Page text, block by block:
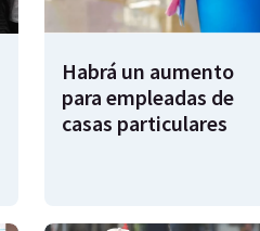
Habrá un aumento
para empleadas de
casas particulares